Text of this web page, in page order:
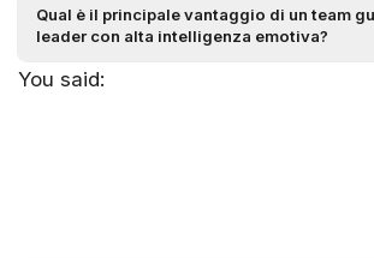
Qual è il principale vantaggio di un team
leader con alta intelligenza emotiva?
You said: